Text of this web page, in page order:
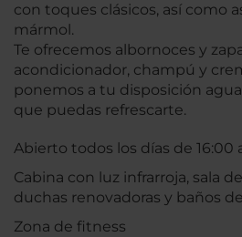
con toques clásicos, así como
mármol.
Te ofrecemos albornoces y
acondicionador, champú y
ponemos a tu disposición
que puedas refrescarte.
Abierto todos los días de 16:00
Cabina con luz infrarroja, sala
duchas renovadoras y baños
Zona de fitness